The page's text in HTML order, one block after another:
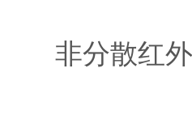
非分散红外